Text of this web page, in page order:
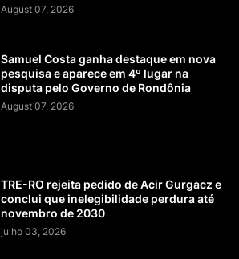
August 07, 2026
Samuel Costa ganha destaque em nova
pesquisa e aparece em 4º lugar na
disputa pelo Governo de Rondônia
August 07, 2026
TRE-RO rejeita pedido de Acir Gurgacz e
conclui que inelegibilidade perdura até
novembro de 2030
julho 03, 2026